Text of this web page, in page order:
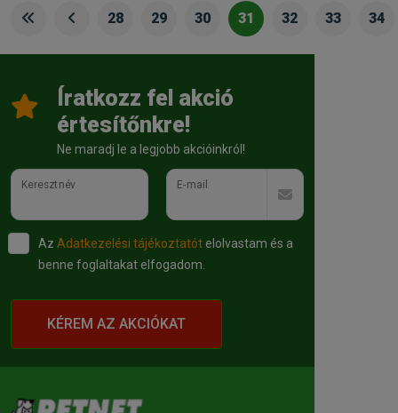
28 29 30 31 32 33 34
Íratkozz fel akció
értesítőnkre!
Ne maradj le a legjobb akcióinkról!
Keresztnév E-mail
Az Adatkezelési tájékoztatót elolvastam és a
benne foglaltakat elfogadom.
KÉREM AZ AKCIÓKAT